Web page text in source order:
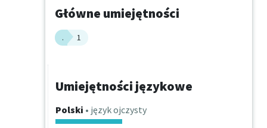
Główne umiejętności
. 1
Umiejętności językowe
Polski • język ojczysty